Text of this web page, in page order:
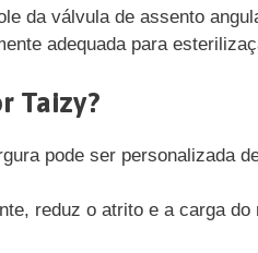
da válvula de assento
adequada para
Taizy?
pode ser personalizada
reduz o atrito e a carga